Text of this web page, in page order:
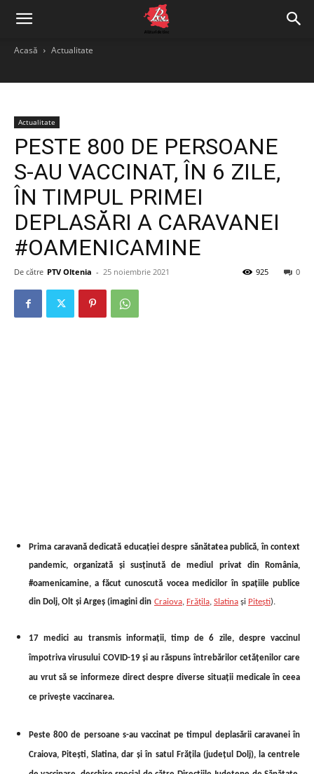
Acasă Actualitate
Actualitate
PESTE 800 DE PERSOANE
S-AU VACCINAT, ÎN 6 ZILE,
ÎN TIMPUL PRIMEI
DEPLASĂRI A CARAVANEI
#OAMENICAMINE
De către PTV Oltenia - 25 noiembrie 2021 0
925
Prima caravană dedicată educației despre sănătatea publică, în context
pandemic, organizată și susținută de mediul privat din România,
#oamenicamine, a făcut cunoscută vocea medicilor în spațiile publice
din Dolj, Olt și Argeș (imagini din Craiova, Frățila, Slatina și Pitești).
17 medici au transmis informații, timp de 6 zile, despre vaccinul
împotriva virusului COVID-19 și au răspuns întrebărilor cetățenilor care
au vrut să se informeze direct despre diverse situații medicale în ceea
ce privește vaccinarea.
Peste 800 de persoane s-au vaccinat pe timpul deplasării caravanei în
Craiova, Pitești, Slatina, dar și în satul Frățila (județul Dolj), la centrele